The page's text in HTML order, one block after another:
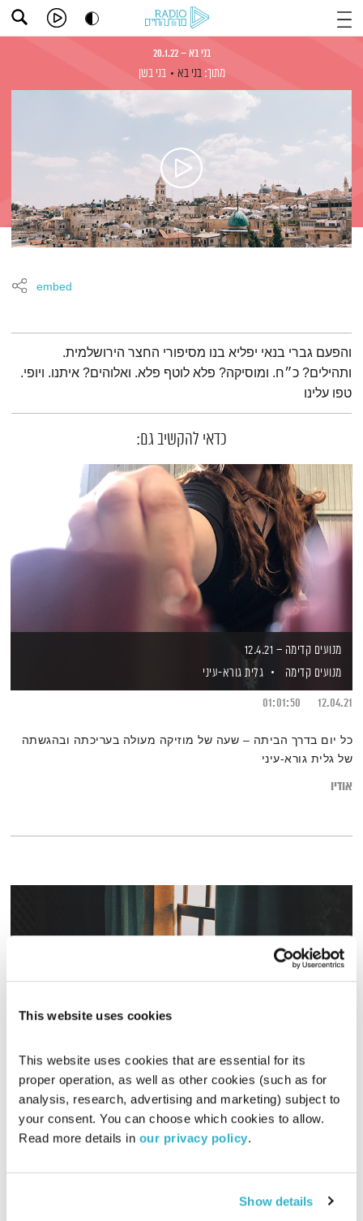
This website uses cookies
This website uses cookies that are essential for its
proper operation, as well as other cookies (such as for
analysis, research, advertising and marketing) subject to
your consent. You can choose which cookies to allow.
Read more details in our privacy policy.
Show details
בני בא – 20.1.22
מתוך: בני בא בני בשן
embed
תמצית הפודקאסט
והפעם גברי בנאי יפליא בנו מסיפורי החצר הירושלמית.
ותהילים? כ״ח. ומוסיקה? פלא לוטף פלא. ואלוהים? איתנו. ויופי.
טפו עלינו
כדאי להקשיב גם:
מנועים קדימה – 12.4.21
מנועים קדימה
גלית גורא-עיני
12.04.21
01:01:50
כל יום בדרך הביתה – שעה של מוזיקה מעולה בעריכתה ובהגשתה
של גלית גורא-עיני
אודיו
התעוררות
גליה גלעדי
18.07.22
01:27:44
אודיו